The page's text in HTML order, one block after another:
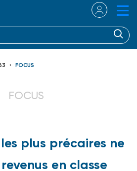
FOCUS
FOCUS
plus précaires ne
en classe